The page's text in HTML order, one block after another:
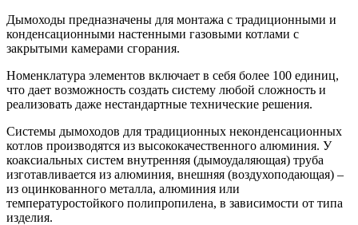
Дымоходы предназначены для монтажа с традиционными и
конденсационными настенными газовыми котлами с
закрытыми камерами сгорания.
Номенклатура элементов включает в себя более 100 единиц,
что дает возможность создать систему любой сложность и
реализовать даже нестандартные технические решения.
Системы дымоходов для традиционных неконденсационных
котлов производятся из высококачественного алюминия. У
коаксиальных систем внутренняя (дымоудаляющая) труба
изготавливается из алюминия, внешняя (воздухоподающая) –
из оцинкованного металла, алюминия или
температуростойкого полипропилена, в зависимости от типа
изделия.